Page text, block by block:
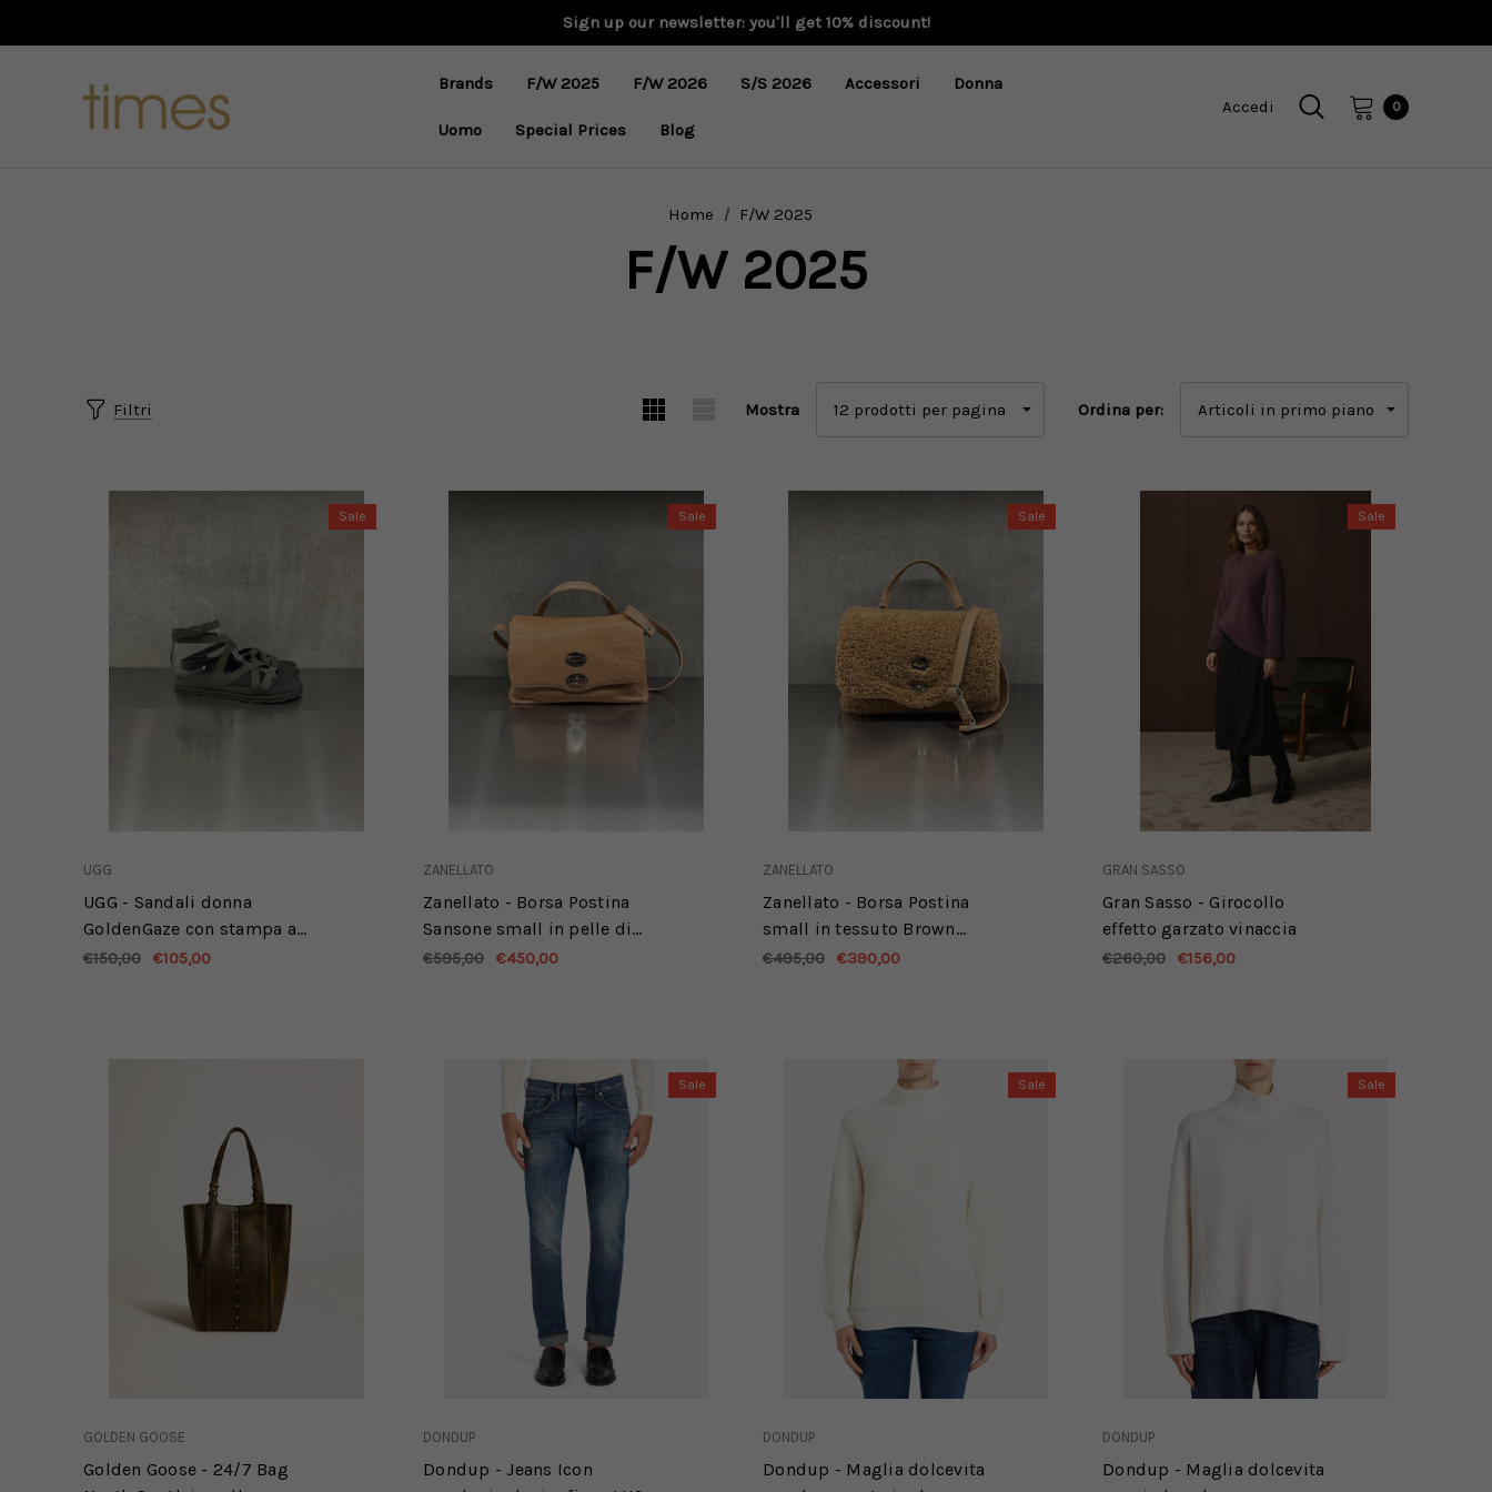
Sign up our newsletter: you'll get 10% discount!
Brands F/W 2025 F/W 2026 S/S 2026 Accessori Donna
Uomo Special Prices Blog
Accedi 0
Home F/W 2025
F/W 2025
Filtri Mostra Ordina per:
Sale
UGG
UGG - Sandali donna
GoldenGaze con stampa a
rilievo e cinturino - dense
€150,00 €105,00
Sale
ZANELLATO
Zanellato - Borsa Postina
Sansone small in pelle di
vitello Rose Nude
€595,00 €450,00
Sale
ZANELLATO
Zanellato - Borsa Postina
small in tessuto Brown
Teddy
€495,00 €390,00
Sale
GRAN SASSO
Gran Sasso - Girocollo
effetto garzato vinaccia
€260,00 €156,00
GOLDEN GOOSE
Golden Goose - 24/7 Bag
Sale
DONDUP
Dondup - Jeans Icon
Sale
DONDUP
Dondup - Maglia dolcevita
Sale
DONDUP
Dondup - Maglia dolcevita